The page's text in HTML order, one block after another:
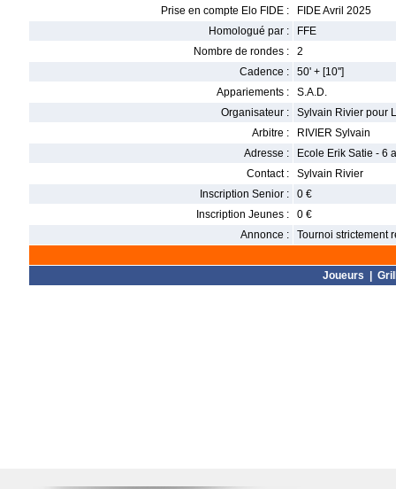
Prise en compte Elo FIDE :
FIDE Avril 2025
Homologué par :
FFE
Nombre de rondes :
2
Cadence :
50' + [10'']
Appariements :
S.A.D.
Organisateur :
Sylvain Rivier pour
Arbitre :
RIVIER Sylvain
Adresse :
Ecole Erik Satie - 6
Contact :
Sylvain Rivier
Inscription Senior :
0 €
Inscription Jeunes :
0 €
Annonce :
Tournoi strictement
Joueurs